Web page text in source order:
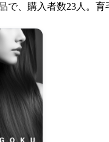
で、購入者数23人。